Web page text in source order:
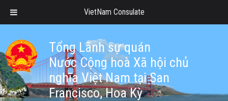
Tổng Lãnh sự quán
Nước Cộng hoà Xã hội chủ
nghĩa Việt Nam tại San
Francisco, Hoa Kỳ
VietNam Consulate